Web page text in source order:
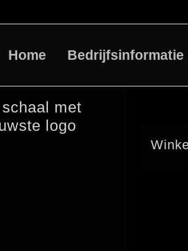
Home Bedrijfsinformatie
met
logo